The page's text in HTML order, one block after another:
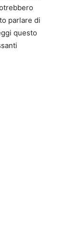
parlare di
questo